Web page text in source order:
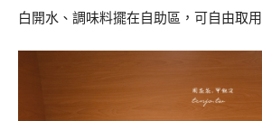
白開水、調味料擺在自助區，可自由取用